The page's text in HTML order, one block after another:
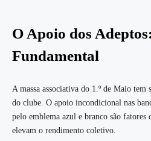
O Apoio dos
Fundamental
A massa associativa do 1.º de Maio tem
do clube. O apoio incondicional nas
pelo emblema azul e branco são fatores
elevam o rendimento coletivo.